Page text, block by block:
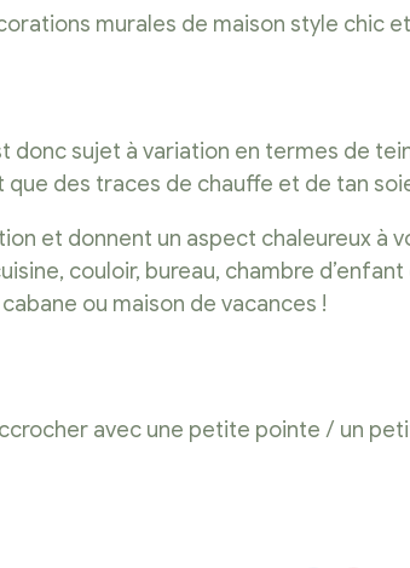
murales de maison style chic
donc sujet à variation en termes de
des traces de chauffe et de tan
et donnent un aspect chaleureux
couloir, bureau, chambre
ou maison de vacances !
avec une petite pointe / un